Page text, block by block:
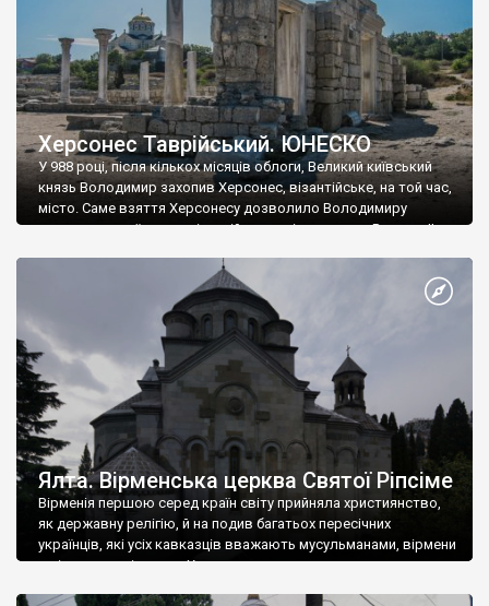
Херсонес Таврійський. ЮНЕСКО
У 988 році, після кількох місяців облоги, Великий київський
князь Володимир захопив Херсонес, візантійське, на той час,
місто. Саме взяття Херсонесу дозволило Володимиру
диктувати свої умови візантійському імператору Василю ІІ, та
Херсонесі Володимир-язичник, став Василем-християнином.
А потім було Хрещення Русі. На честь Херсонесу Таврійського
Ялта. Вірменська церква Святої Ріпсіме
Вірменія першою серед країн світу прийняла християнство,
як державну релігію, й на подив багатьох пересічних
українців, які усіх кавказців вважають мусульманами, вірмени
є відданими вірянами Христа